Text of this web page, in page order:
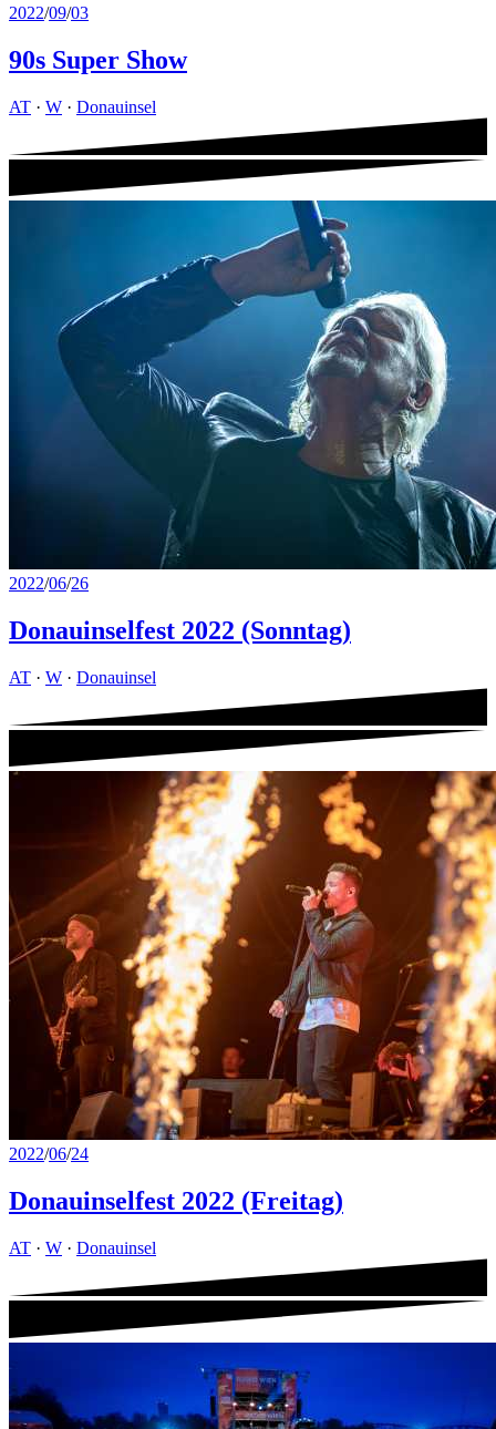
2022/09/03
90s Super Show
AT · W · Donauinsel
2022/06/26
Donauinselfest 2022 (Sonntag)
AT · W · Donauinsel
2022/06/24
Donauinselfest 2022 (Freitag)
AT · W · Donauinsel